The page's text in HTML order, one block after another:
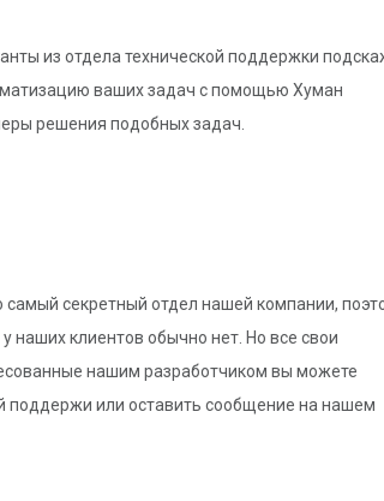
из отдела технической поддержки
ваших задач с помощью Хуман
решения подобных задач.
самый секретный отдел нашей компании,
наших клиентов обычно нет. Но все свои
нашим разработчиком вы можете
поддержи или оставить сообщение на нашем